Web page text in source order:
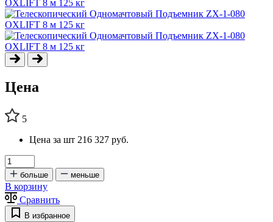
Цена
5
Цена за шт 216 327 руб.
больше меньше
В корзину
Сравнить
В избранное